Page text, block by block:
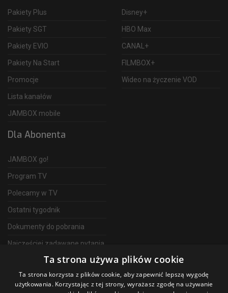
Pakiety Plus
Pakiety SGT
Pakiety EVIO
Pakiety Na Start
Promocje
Lista kanałów
JAMBOX mobile
Disney+
HBO Max
CANAL+
FILMBOX+
Wideo na życzenie VOD
Dla Abonenta
JAMBOX go!
Program TV
Polecamy w TV
Ostatni tygodnik
Dokumenty do pobrania
Najczęściej zadawane pytania
Telewizja Światłowodowa
Ta strona używa plików cookie
Ta strona korzysta z plików cookie, aby zapewnić lepszą wygodę
użytkowania. Korzystając z tej strony, wyrażasz zgodę na używanie